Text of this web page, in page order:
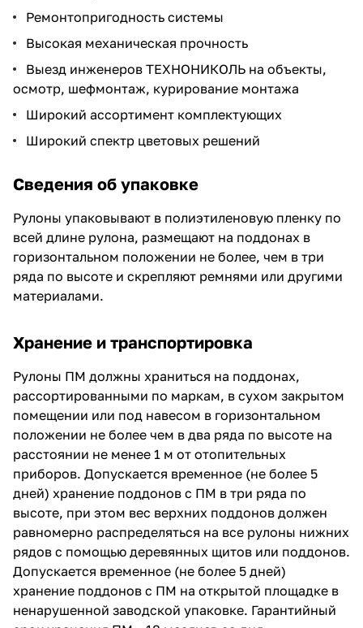
Ремонтопригодность системы
Высокая механическая прочность
Выезд инженеров ТЕХНОНИКОЛЬ на объекты,
осмотр, шефмонтаж, курирование монтажа
Широкий ассортимент комплектующих
Широкий спектр цветовых решений
Сведения об упаковке
Рулоны упаковывают в полиэтиленовую пленку по
всей длине рулона, размещают на поддонах в
горизонтальном положении не более, чем в три
ряда по высоте и скрепляют ремнями или другими
материалами.
Хранение и транспортировка
Рулоны ПМ должны храниться на поддонах,
рассортированными по маркам, в сухом закрытом
помещении или под навесом в горизонтальном
положении не более чем в два ряда по высоте на
расстоянии не менее 1 м от отопительных
приборов. Допускается временное (не более 5
дней) хранение поддонов с ПМ в три ряда по
высоте, при этом вес верхних поддонов должен
равномерно распределяться на все рулоны нижних
рядов с помощью деревянных щитов или поддонов.
Допускается временное (не более 5 дней)
хранение поддонов с ПМ на открытой площадке в
ненарушенной заводской упаковке. Гарантийный